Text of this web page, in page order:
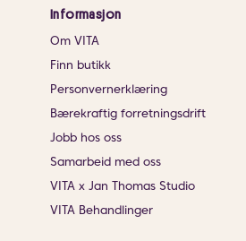
Informasjon
Om VITA
Finn butikk
Personvernerklæring
Bærekraftig forretningsdrift
Jobb hos oss
Samarbeid med oss
VITA x Jan Thomas Studio
VITA Behandlinger